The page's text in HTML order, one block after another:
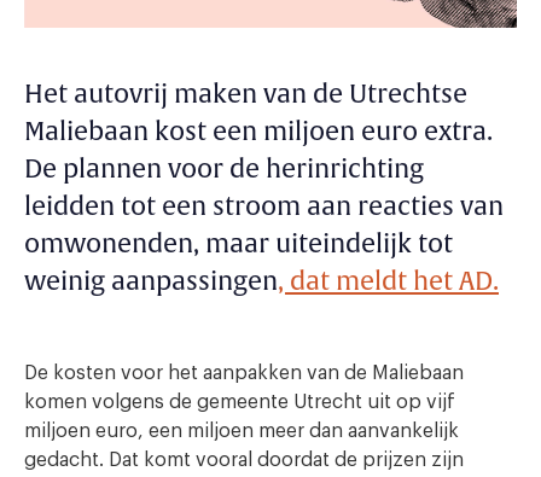
Het autovrij maken van de Utrechtse
Maliebaan kost een miljoen euro extra.
De plannen voor de herinrichting
leidden tot een stroom aan reacties van
omwonenden, maar uiteindelijk tot
weinig aanpassingen, dat meldt het AD.
De kosten voor het aanpakken van de Maliebaan
komen volgens de gemeente Utrecht uit op vijf
miljoen euro, een miljoen meer dan aanvankelijk
gedacht. Dat komt vooral doordat de prijzen zijn